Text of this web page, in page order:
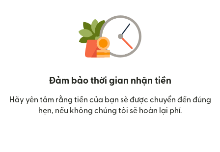
Đảm bảo thời gian nhận tiền
Hãy yên tâm rằng tiền của bạn sẽ được chuyển đến đúng
hẹn, nếu không chúng tôi sẽ hoàn lại phí.